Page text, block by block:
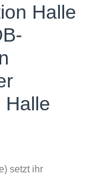
Halle
Halle
setzt ihr